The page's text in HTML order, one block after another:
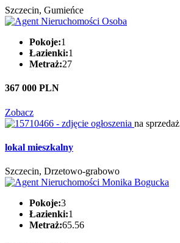
Szczecin, Gumieńce
Pokoje:1
Łazienki:1
Metraż:27
367 000 PLN
Zobacz
na sprzedaż
lokal mieszkalny
Szczecin, Drzetowo-grabowo
Pokoje:3
Łazienki:1
Metraż:65.56